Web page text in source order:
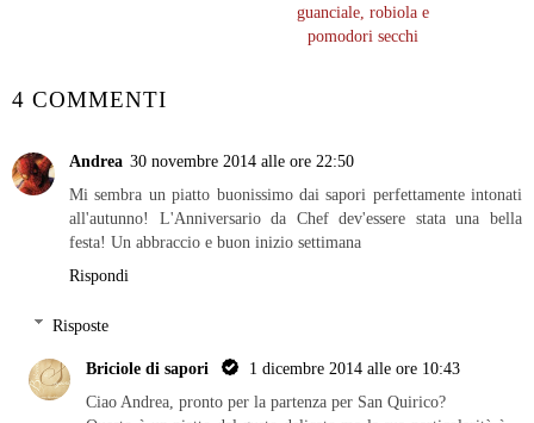
guanciale, robiola e
pomodori secchi
4 COMMENTI
Andrea 30 novembre 2014 alle ore 22:50
Mi sembra un piatto buonissimo dai sapori perfettamente intonati
all'autunno! L'Anniversario da Chef dev'essere stata una bella
festa! Un abbraccio e buon inizio settimana
Rispondi
Risposte
Briciole di sapori
1 dicembre 2014 alle ore 10:43
Ciao Andrea, pronto per la partenza per San Quirico?